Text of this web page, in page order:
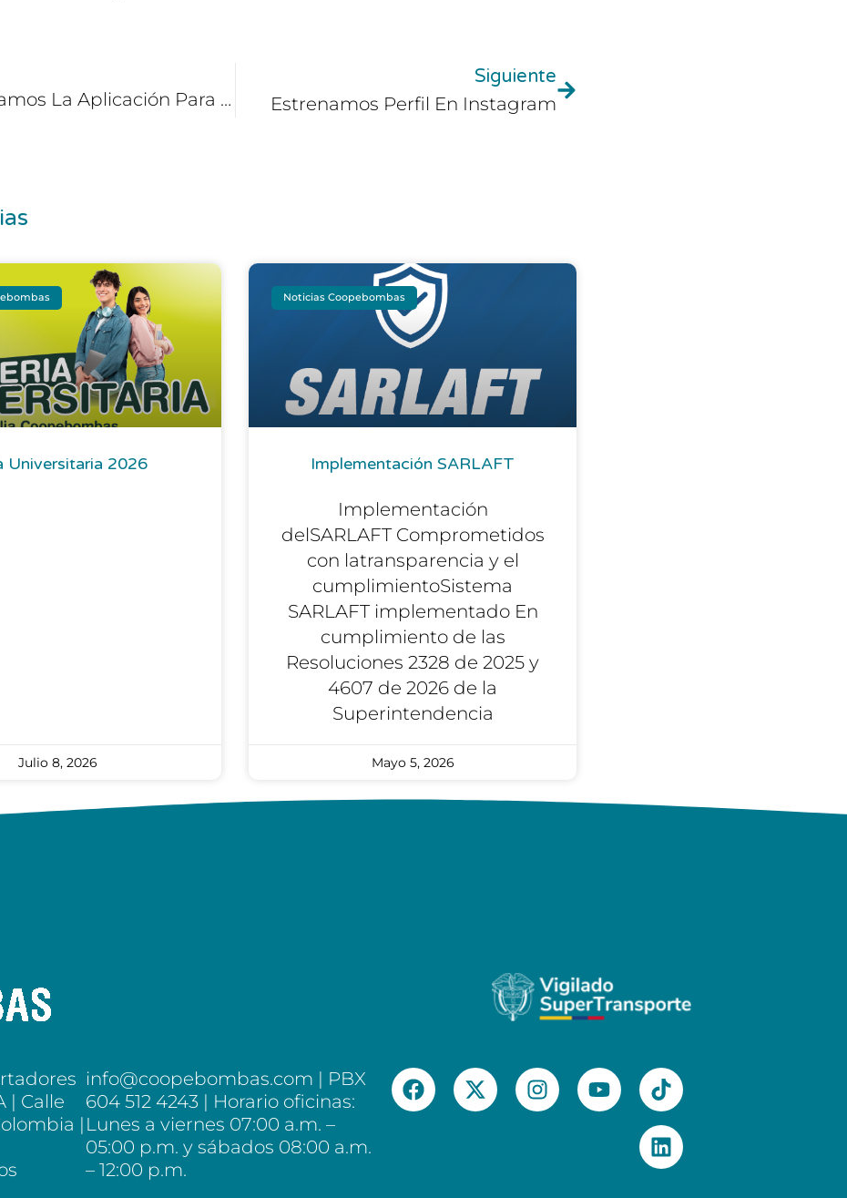
Hoy Lanzamos La Aplicación Para Conductores Soy Coopebombas
Siguiente
Estrenamos Perfil En Instagram
Universitaria 2026
Julio 8, 2026
Noticias Coopebombas
Implementación SARLAFT
Implementación
delSARLAFT Comprometidos
con latransparencia y el
cumplimientoSistema
SARLAFT implementado En
cumplimiento de las
Resoluciones 2328 de 2025 y
4607 de 2026 de la
Superintendencia
Mayo 5, 2026
| Calle
|
info@coopebombas.com | PBX
604 512 4243 | Horario oficinas:
Lunes a viernes 07:00 a.m. –
05:00 p.m. y sábados 08:00 a.m.
– 12:00 p.m.